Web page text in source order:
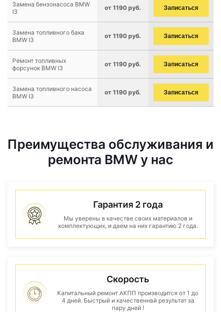
Замена бензонасоса BMW
I3
от 1190 руб. Записаться
Замена топливного бака
BMW I3
от 1190 руб. Записаться
Ремонт топливных
форсунок BMW I3
от 1190 руб. Записаться
Замена топливного насоса
BMW I3
от 1190 руб. Записаться
Преимущества обслуживания и
ремонта BMW у нас
Гарантия 2 года
Мы уверены в качестве своих материалов и
комплектующих, и даем на них гарантию 2 года.
Скорость
Капитальный ремонт АКПП производится от 1 до
4 дней. Быстрый и качественнвй результат за
пару дней !